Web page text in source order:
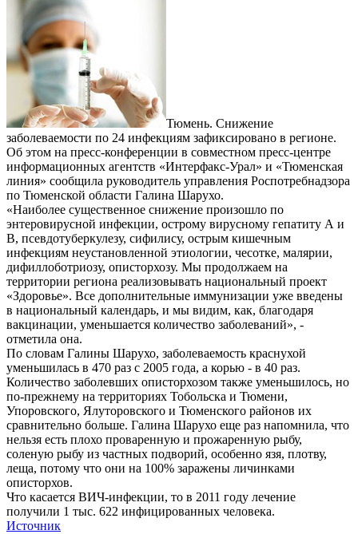
Тюмень. Снижение
заболеваемости по 24 инфекциям зафиксировано в регионе.
Об этом на пресс-конференции в совместном пресс-центре
информационных агентств «Интерфакс-Урал» и «Тюменская
линия» сообщила руководитель управления Роспотребнадзора
по Тюменской области Галина Шарухо.
«Наиболее существенное снижение произошло по
энтеровирусной инфекции, острому вирусному гепатиту А и
В, псевдотуберкулезу, сифилису, острым кишечным
инфекциям неустановленной этиологии, чесотке, малярии,
дифиллоботриозу, описторхозу. Мы продолжаем на
территории региона реализовывать национальный проект
«Здоровье». Все дополнительные иммунизации уже введены
в национальный календарь, и мы видим, как, благодаря
вакцинации, уменьшается количество заболеваний», -
отметила она.
По словам Галины Шарухо, заболеваемость краснухой
уменьшилась в 470 раз с 2005 года, а корью - в 40 раз.
Количество заболевших описторхозом также уменьшилось, но
по-прежнему на территориях Тобольска и Тюмени,
Упоровского, Ялуторовского и Тюменского районов их
сравнительно больше. Галина Шарухо еще раз напомнила, что
нельзя есть плохо проваренную и прожаренную рыбу,
соленую рыбу из частных подворий, особенно язя, плотву,
леща, потому что они на 100% заражены личинками
описторхов.
Что касается ВИЧ-инфекции, то в 2011 году лечение
получили 1 тыс. 622 инфицированных человека.
Источник